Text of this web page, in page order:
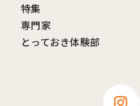
特集
専門家
とっておき体験部